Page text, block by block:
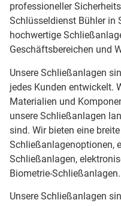
professioneller
Schlüsseldienst Bühler in
hochwertige
Geschäftsbereichen und
Unsere Schließanlagen
jedes Kunden entwickelt.
Materialien und
unsere Schließanlagen
sind. Wir bieten eine
Schließanlagenoptionen,
Schließanlagen,
Biometrie-Schließanlagen.
Unsere Schließanlagen